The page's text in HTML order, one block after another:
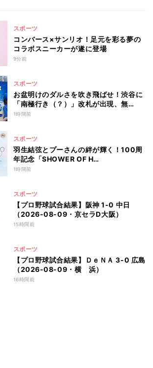
スポーツ
コンバース×サンリオ！足元を彩る夢の
コラボスニーカーが遂に登場
9分前
スポーツ
お盆明けのダルさを吹き飛ばせ！渋谷に
「南極行き（？）」改札が出現、無…
1時間前
スポーツ
羽生結弦とプーさんの絆が輝く！100周
年記念「SHOWER OF H…
1時間前
スポーツ
【プロ野球試合結果】阪神 1-0 中日
（2026-08-09・京セラD大阪）
15時間前
スポーツ
【プロ野球試合結果】ＤｅＮＡ 3-0 広島
（2026-08-09・横 浜）
16時間前